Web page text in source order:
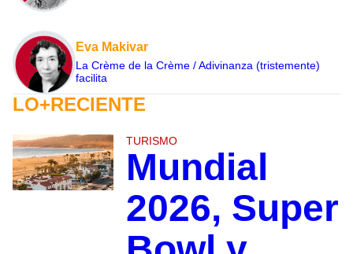
Eva Makivar
La Crème de la Crème / Adivinanza (tristemente)
facilita
LO+RECIENTE
TURISMO
Mundial
2026, Super